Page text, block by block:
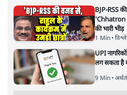
‘अग्निपथ’ योजना से